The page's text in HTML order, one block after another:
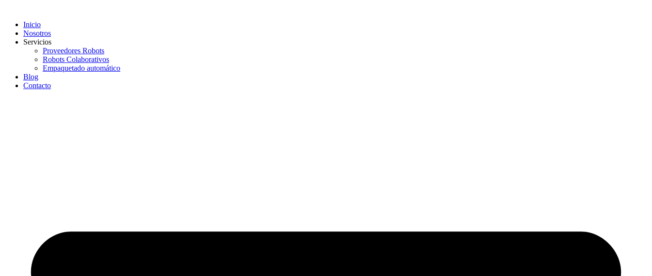
Inicio
Nosotros
Servicios
Proveedores Robots
Robots Colaborativos
Empaquetado automático
Blog
Contacto